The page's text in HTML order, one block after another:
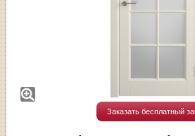
Заказать бесплатный